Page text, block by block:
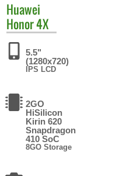
Huawei
Honor 4X
5.5"
(1280x720)
IPS LCD
2GO
HiSilicon
Kirin 620
Snapdragon
410 SoC
8GO Storage